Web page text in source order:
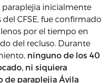
inicialmente
CFSE, fue confirmado
por el tiempo en
del recluso. Durante
ninguno de los 40
ni siquiera
de paraplejia Ávila